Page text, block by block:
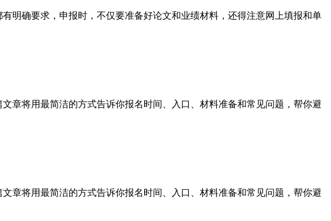
确要求，申报时，不仅要准备好论文和业绩材料，还得注意网上填报和单
将用最简洁的方式告诉你报名时间、入口、材料准备和常见问题，帮你避
将用最简洁的方式告诉你报名时间、入口、材料准备和常见问题，帮你避